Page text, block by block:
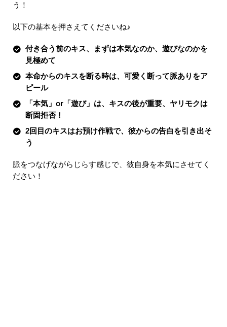
う！
以下の基本を押さえてくださいね♪
付き合う前のキス、まずは本気なのか、遊びなのかを
見極めて
本命からのキスを断る時は、可愛く断って脈ありをア
ピール
「本気」or「遊び」は、キスの後が重要、ヤリモクは
断固拒否！
2回目のキスはお預け作戦で、彼からの告白を引き出そ
う
脈をつなげながらじらす感じで、彼自身を本気にさせてく
ださい！